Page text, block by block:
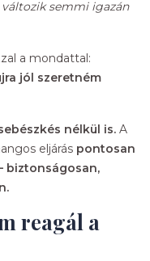
semmi igazán
a mondattal:
jól szeretném
nélkül is. A
eljárás pontosan
biztonságosan,
reagál a